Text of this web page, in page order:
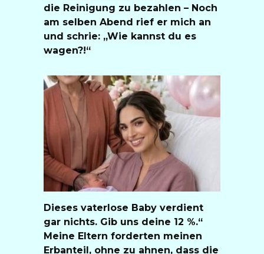
die Reinigung zu bezahlen – Noch
am selben Abend rief er mich an
und schrie: „Wie kannst du es
wagen?!“
Dieses vaterlose Baby verdient
gar nichts. Gib uns deine 12 %.“
Meine Eltern forderten meinen
Erbanteil, ohne zu ahnen, dass die